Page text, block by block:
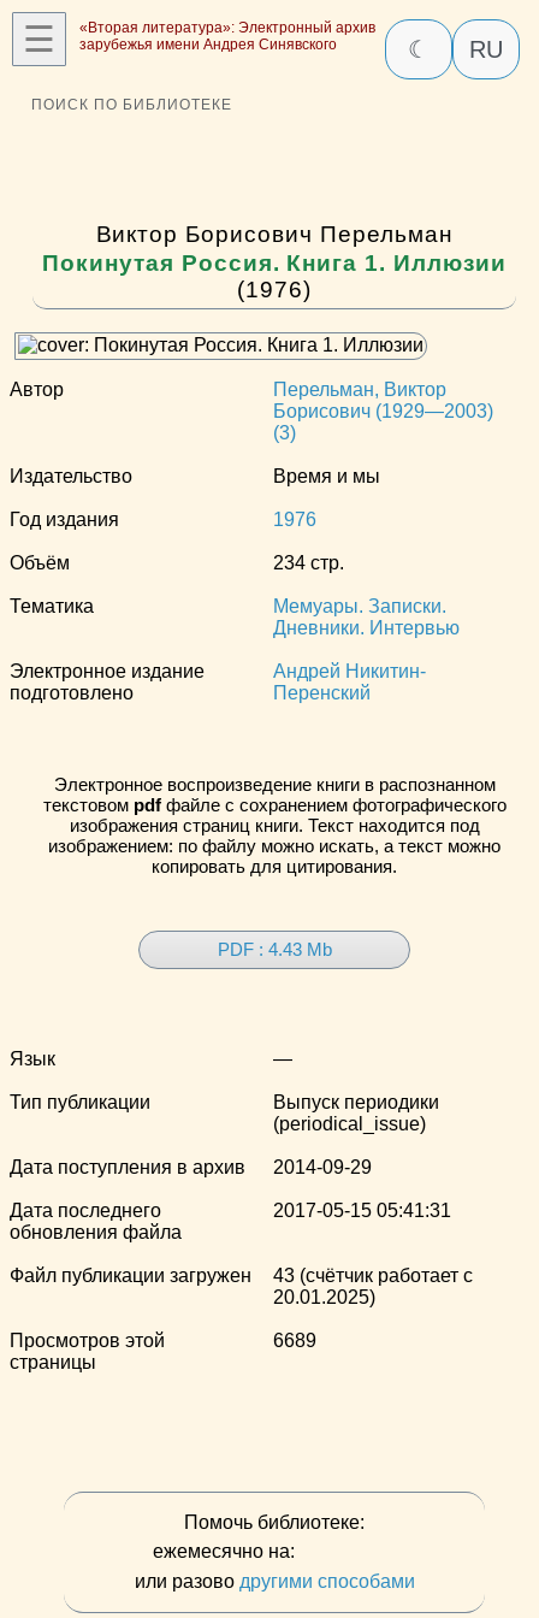
☰
«Вторая литература»: Электронный архив
зарубежья имени Андрея Синявского
☾ RU
ПОИСК ПО БИБЛИОТЕКЕ
Виктор Борисович Перельман
Покинутая Россия. Книга 1. Иллюзии
(1976)
Автор
Перельман, Виктор
Борисович (1929—2003)
(3)
Издательство Время и мы
Год издания 1976
Объём 234 стр.
Тематика
Мемуары. Записки.
Дневники. Интервью
Электронное издание
подготовлено
Андрей Никитин-
Перенский
Электронное воспроизведение книги в распознанном
текстовом pdfфайле с сохранением фотографического
изображения страниц книги. Текст находится под
изображением: по файлу можно искать, а текст можно
копировать для цитирования.
PDF : 4.43 Mb
Язык —
Тип публикации
Выпуск периодики
(periodical_issue)
Дата поступления в архив 2014-09-29
Дата последнего
обновления файла
2017-05-15 05:41:31
Файл публикации загружен
43 (счётчик работает с
20.01.2025)
Просмотров этой
страницы
6689
Помочь библиотеке:
ежемесячно на:
или разово другими способами